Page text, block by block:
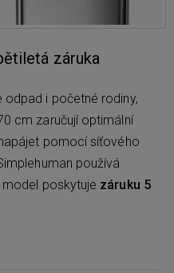
záruka
odpad i početné rodiny,
cm zaručují optimální
pomocí síťového
používá
poskytuje záruku 5